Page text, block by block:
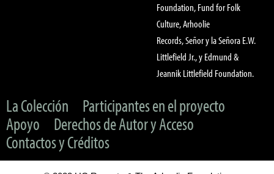
Foundation, Fund for Folk
Culture, Arhoolie
Records, Señor y la Señora E.W.
Littlefield Jr., y Edmund &
Jeannik Littlefield Foundation.
La Colección
Participantes en el proyecto
Apoyo
Derechos de Autor y Acceso
Contactos y Créditos